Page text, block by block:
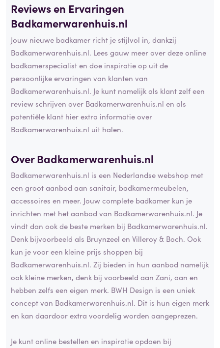
Reviews en Ervaringen
Badkamerwarenhuis.nl
Jouw nieuwe badkamer richt je stijlvol in, dankzij
Badkamerwarenhuis.nl. Lees gauw meer over deze online
badkamerspecialist en doe inspiratie op uit de
persoonlijke ervaringen van klanten van
Badkamerwarenhuis.nl. Je kunt namelijk als klant zelf een
review schrijven over Badkamerwarenhuis.nl en als
potentiële klant hier extra informatie over
Badkamerwarenhuis.nl uit halen.
Over Badkamerwarenhuis.nl
Badkamerwarenhuis.nl is een Nederlandse webshop met
een groot aanbod aan sanitair, badkamermeubelen,
accessoires en meer. Jouw complete badkamer kun je
inrichten met het aanbod van Badkamerwarenhuis.nl. Je
vindt dan ook de beste merken bij Badkamerwarenhuis.nl.
Denk bijvoorbeeld als Bruynzeel en Villeroy & Boch. Ook
kun je voor een kleine prijs shoppen bij
Badkamerwarenhuis.nl. Zij bieden in hun aanbod namelijk
ook kleine merken, denk bij voorbeeld aan Zani, aan en
hebben zelfs een eigen merk. BWH Design is een uniek
concept van Badkamerwarenhuis.nl. Dit is hun eigen merk
en kan daardoor extra voordelig worden aangeprezen.
Je kunt online bestellen en inspiratie opdoen bij